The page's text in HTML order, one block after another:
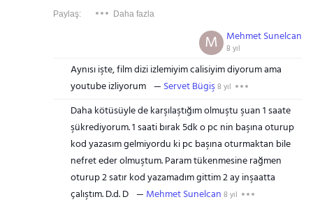
Paylaş: Daha fazla
Mehmet Sunelcan
8 yıl
M
Aynısı işte, film dizi izlemiyim calisiyim diyorum ama
youtube izliyorum
Servet Bügiş8 yıl
Daha kötüsüyle de karşılaştığım olmuştu şuan 1 saate
şükrediyorum. 1 saati bırak 5dk o pc nin başına oturup
kod yazasım gelmiyordu ki pc başına oturmaktan bile
nefret eder olmuştum. Param tükenmesine rağmen
oturup 2 satır kod yazamadım gittim 2 ay inşaatta
çalıştım. D.d. D
Mehmet Sunelcan 8 yıl